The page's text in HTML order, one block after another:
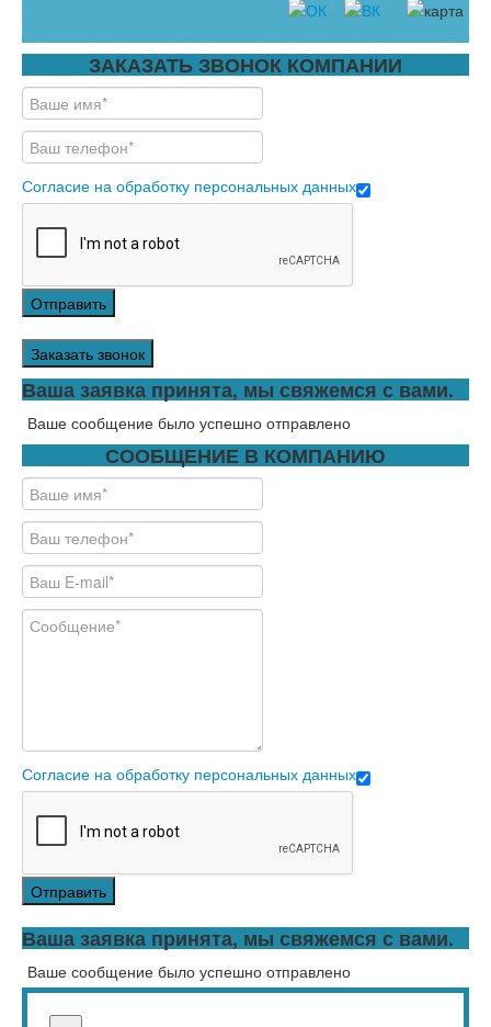
ЗАКАЗАТЬ ЗВОНОК КОМПАНИИ
Согласие на обработку персональных данных
Отправить
Заказать звонок
Ваша заявка принята, мы свяжемся с вами.
Ваше сообщение было успешно отправлено
СООБЩЕНИЕ В КОМПАНИЮ
Согласие на обработку персональных данных
Отправить
Ваша заявка принята, мы свяжемся с вами.
Ваше сообщение было успешно отправлено